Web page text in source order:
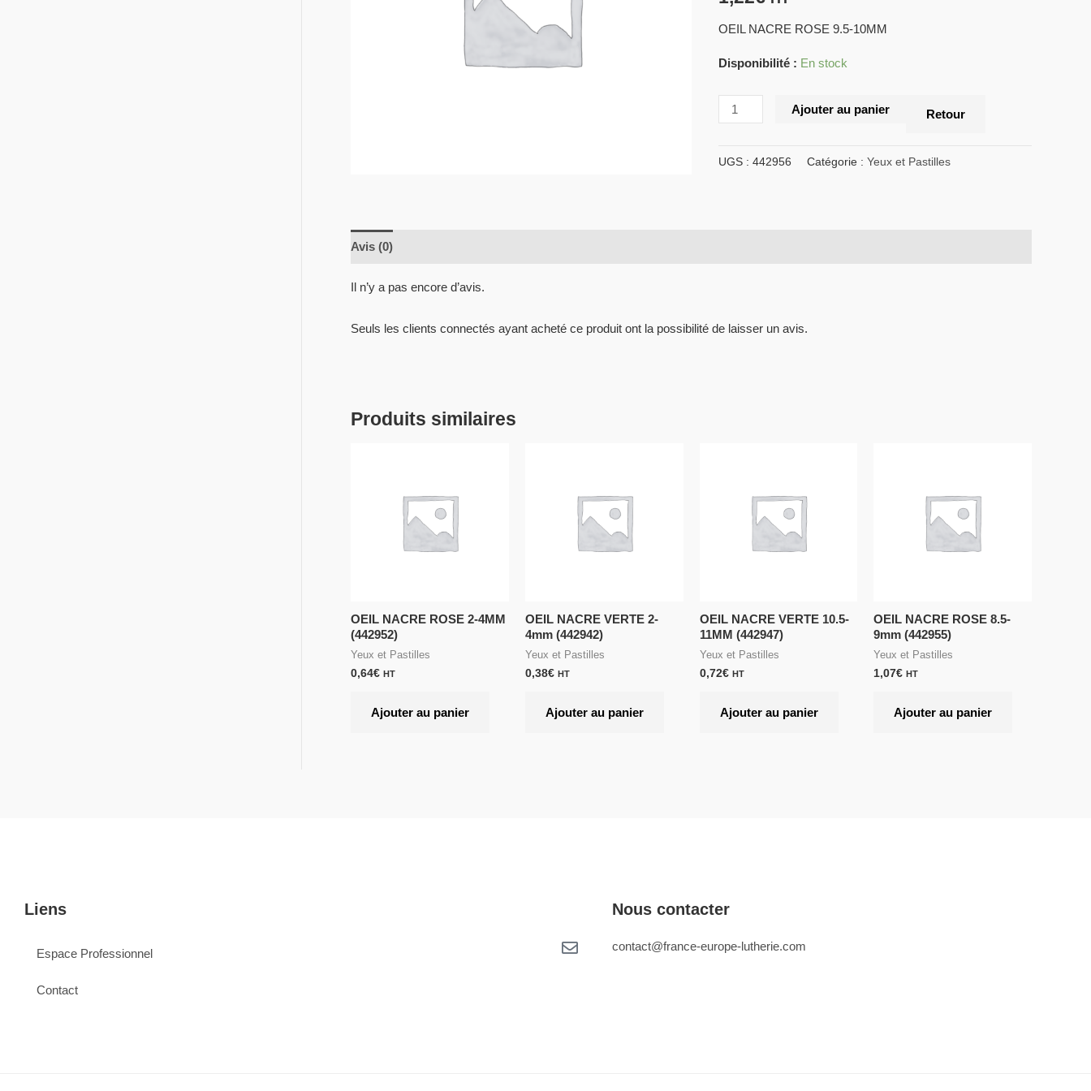
OEIL NACRE ROSE 9.5-10MM
Disponibilité : En stock
Ajouter au panier Retour
UGS :442956 Catégorie :Yeux et Pastilles
Avis (0)
Il n’y a pas encore d’avis.
Seuls les clients connectés ayant acheté ce produit ont la possibilité de laisser un avis.
Produits similaires
OEIL NACRE ROSE 2-4MM
(442952)
Yeux et Pastilles
0,64€ HT
Ajouter au panier
OEIL NACRE VERTE 2-
4mm (442942)
Yeux et Pastilles
0,38€ HT
Ajouter au panier
OEIL NACRE VERTE 10.5-
11MM (442947)
Yeux et Pastilles
0,72€ HT
Ajouter au panier
OEIL NACRE ROSE 8.5-
9mm (442955)
Yeux et Pastilles
1,07€ HT
Ajouter au panier
Liens
Espace Professionnel
Contact
Nous contacter
contact@france-europe-lutherie.com